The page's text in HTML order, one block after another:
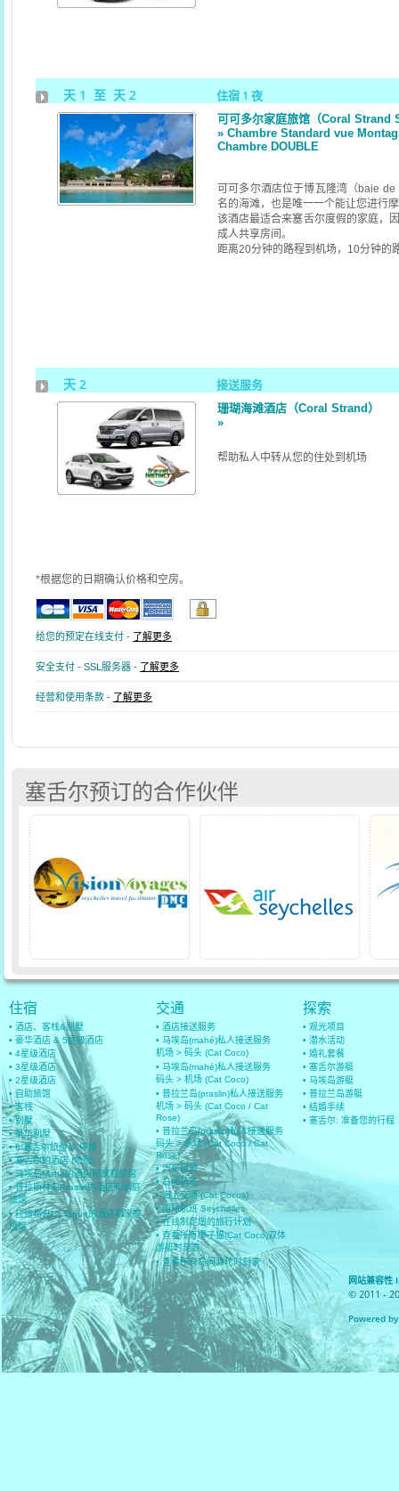
天 1 至 天 2 住宿 1 夜
可可多尔家庭旅馆（Coral Strand
» Chambre Standard vue
Chambre DOUBLE
可可多尔酒店位于博瓦隆湾（baie
名的海滩，也是唯一一个能让您进行
该酒店最适合来塞舌尔度假的家庭，
成人共享房间。
距离20分钟的路程到机场，10分钟的
天 2 接送服务
珊瑚海滩酒店（Coral Strand）
»
帮助私人中转从您的住处到机场
*根据您的日期确认价格和空房。
给您的预定在线支付 - 了解更多
安全支付 - SSL服务器 - 了解更多
经营和使用条款 - 了解更多
塞舌尔预订的合作伙伴
住宿
• 酒店、客栈&别墅
• 豪华酒店 & 5星级酒店
• 4星级酒店
• 3星级酒店
• 2星级酒店
• 自助旅馆
• 客栈
• 别墅
• 豪华别墅
• 6 塞舌尔旅游 & 停留
• 塞舌尔的酒店 (地图)
• 马埃岛Mahe的酒店和家庭旅馆
• 普拉斯林岛Praslin的酒店和家庭
旅馆
• 拉迪格岛La Digue的酒店和家庭
旅馆
交通
• 酒店接送服务
• 马埃岛(mahé)私人接送服务
机场 > 码头 (Cat Coco)
• 马埃岛(mahé)私人接送服务
码头 > 机场 (Cat Coco)
• 普拉兰岛(praslin)私人接送服务
机场 > 码头 (Cat Coco / Cat
Rose)
• 普拉兰岛(praslin)私人接送服务
码头 > 机场 (Cat Coco / Cat
Rose)
• 汽车租赁
• 岛间航班
• 海上交通 (Cat Cocos)
• 国际航班 Seychelles
• 在线制定您的旅行计划
• 查看所有椰子猫(Cat Coco)双体
游艇时刻表
• 查看所有岛间渡轮时刻表
探索
• 观光项目
• 潜水活动
• 婚礼套餐
• 塞舌尔游艇
• 马埃岛游艇
• 普拉兰岛游艇
• 结婚手续
• 塞舌尔: 准备您的行程
网站兼容
© 2011 -
Powered by